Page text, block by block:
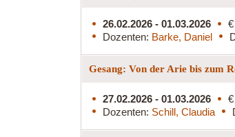
26.02.2026 - 01.03.2026
Dozenten: Barke, Daniel
Gesang: Von der Arie bis zum
27.02.2026 - 01.03.2026
Dozenten: Schill, Claudia